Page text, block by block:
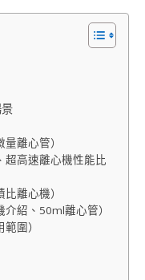
離心管）
超高速離心機性能比
離心機）
紹、50ml離心管）
圍）